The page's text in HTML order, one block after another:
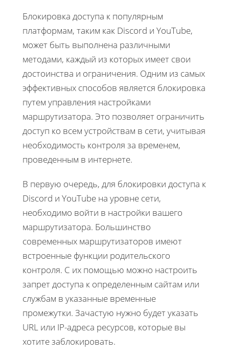
Блокировка доступа к популярным
платформам, таким как Discord и YouTube,
может быть выполнена различными
методами, каждый из которых имеет свои
достоинства и ограничения. Одним из самых
эффективных способов является блокировка
путем управления настройками
маршрутизатора. Это позволяет ограничить
доступ ко всем устройствам в сети, учитывая
необходимость контроля за временем,
проведенным в интернете.
В первую очередь, для блокировки доступа к
Discord и YouTube на уровне сети,
необходимо войти в настройки вашего
маршрутизатора. Большинство
современных маршрутизаторов имеют
встроенные функции родительского
контроля. С их помощью можно настроить
запрет доступа к определенным сайтам или
службам в указанные временные
промежутки. Зачастую нужно будет указать
URL или IP-адреса ресурсов, которые вы
хотите заблокировать.